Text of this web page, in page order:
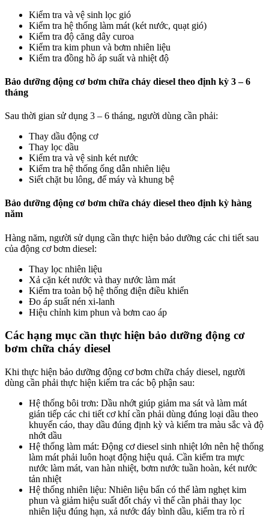
Kiểm tra và vệ sinh lọc gió
Kiểm tra hệ thống làm mát (két nước, quạt gió)
Kiểm tra độ căng dây curoa
Kiểm tra kim phun và bơm nhiên liệu
Kiểm tra đồng hồ áp suất và nhiệt độ
Bảo dưỡng động cơ bơm chữa cháy diesel theo định kỳ 3 – 6
tháng
Sau thời gian sử dụng 3 – 6 tháng, người dùng cần phải:
Thay dầu động cơ
Thay lọc dầu
Kiểm tra và vệ sinh két nước
Kiểm tra hệ thống ống dẫn nhiên liệu
Siết chặt bu lông, đế máy và khung bệ
Bảo dưỡng động cơ bơm chữa cháy diesel theo định kỳ hàng
năm
Hàng năm, người sử dụng cần thực hiện bảo dưỡng các chi tiết sau
của động cơ bơm diesel:
Thay lọc nhiên liệu
Xả cặn két nước và thay nước làm mát
Kiểm tra toàn bộ hệ thống điện điều khiển
Đo áp suất nén xi-lanh
Hiệu chỉnh kim phun và bơm cao áp
Các hạng mục cần thực hiện bảo dưỡng động cơ
bơm chữa cháy diesel
Khi thực hiện bảo dưỡng động cơ bơm chữa cháy diesel, người
dùng cần phải thực hiện kiểm tra các bộ phận sau:
Hệ thống bôi trơn: Dầu nhớt giúp giảm ma sát và làm mát
gián tiếp các chi tiết cơ khí cần phải dùng đúng loại dầu theo
khuyến cáo, thay dầu đúng định kỳ và kiểm tra màu sắc và độ
nhớt dầu
Hệ thống làm mát: Động cơ diesel sinh nhiệt lớn nên hệ thống
làm mát phải luôn hoạt động hiệu quả. Cần kiểm tra mực
nước làm mát, van hàn nhiệt, bơm nước tuần hoàn, két nước
tản nhiệt
Hệ thống nhiên liệu: Nhiên liệu bẩn có thể làm nghẹt kim
phun và giảm hiệu suất đốt cháy vì thế cần phải thay lọc
nhiên liệu đúng hạn, xả nước đáy bình dầu, kiểm tra rò rỉ